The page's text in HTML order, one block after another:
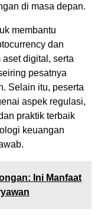
di masa depan.
membantu
dan
digital, serta
pesatnya
Selain itu, peserta
aspek regulasi,
praktik terbaik
keuangan
Ini Manfaat